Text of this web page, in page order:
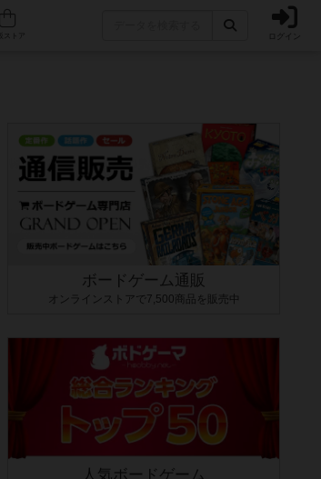
ボードゲーム ログイン
ボードゲーム通販
オンラインストアで7,500商品を販売中
人気ボードゲーム